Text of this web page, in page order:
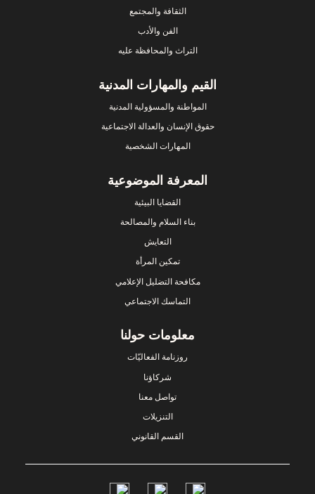
الثقافة والمجتمع
الفن والأدب
التراث والمحافظة عليه
القيم والمهارات المدنية
المواطنة والمسؤولية المدنية
حقوق الإنسان والعدالة الاجتماعية
المهارات الشخصية
المعرفة الموضوعية
القضايا البيئية
بناء السلام والمصالحة
التعايش
تمكين المرأة
مكافحة التضليل الإعلامي
التماسك الاجتماعي
معلومات حولنا
روزنامة الفعاليّات
شركاؤنا
تواصل معنا
التنزيلات
القسم القانوني